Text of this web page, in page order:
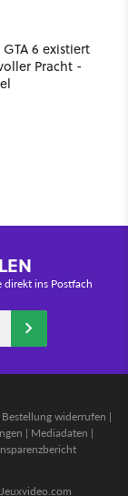
6 existiert
Pracht -
direkt ins Postfach
Bestellung widerrufen |
| Mediadaten |
Jeuxvideo.com